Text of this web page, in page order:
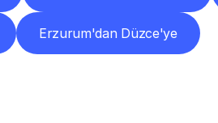
Erzurum'dan Düzce'ye